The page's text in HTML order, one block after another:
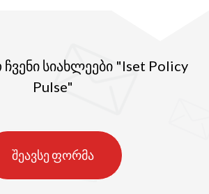
სიახლეები "Iset Policy
Pulse"
შეავსე ფორმა